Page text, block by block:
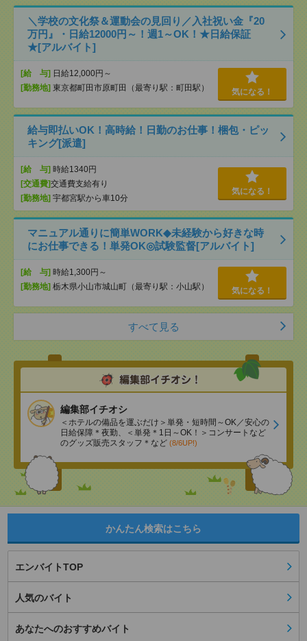
＼学校の文化祭＆運動会の見回り／入社祝い金『20
万円』・日給12000円～！週1～OK！★日給保証
★[アルバイト]
[給 与] 日給12,000円～
[勤務地] 東京都町田市原町田（最寄り駅：町田駅） 気になる！
給与即払いOK！高時給！日勤のお仕事！梱包・ピッ
キング[派遣]
[給 与] 時給1340円
[交通費]交通費支給有り
[勤務地] 宇都宮駅から車10分
気になる！
マニュアル通りに簡単WORK◆未経験から好きな時
にお仕事できる！単発OK◎試験監督[アルバイト]
[給 与] 時給1,300円～
[勤務地] 栃木県小山市城山町（最寄り駅：小山駅） 気になる！
すべて見る
編集部イチオシ
＜ホテルの備品を運ぶだけ＞単発・短時間～OK／安心の
日給保障＊夜勤、＜単発＊1日～OK！＞コンサートなど
のグッズ販売スタッフ＊など (8/6UP!)
かんたん検索はこちら
エンバイトTOP
人気のバイト
あなたへのおすすめバイト